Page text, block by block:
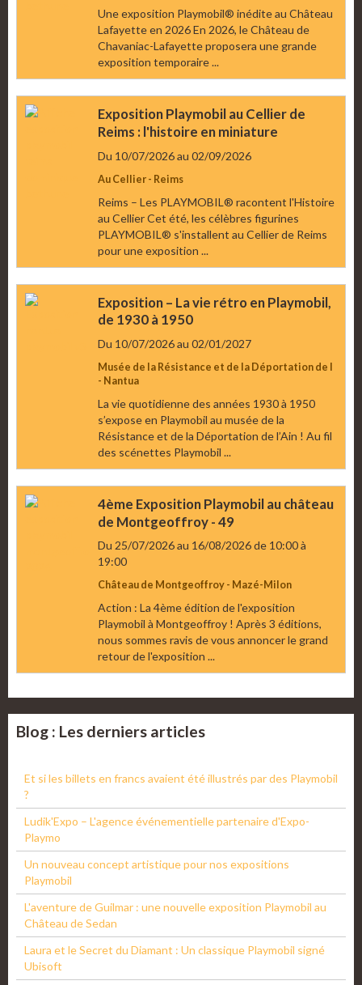
Une exposition Playmobil® inédite au Château
Lafayette en 2026 En 2026, le Château de
Chavaniac-Lafayette proposera une grande
exposition temporaire ...
Exposition Playmobil au Cellier de
Reims : l'histoire en miniature
Du 10/07/2026au 02/09/2026
Au Cellier - Reims
Reims – Les PLAYMOBIL® racontent l'Histoire
au Cellier Cet été, les célèbres figurines
PLAYMOBIL® s'installent au Cellier de Reims
pour une exposition ...
Exposition – La vie rétro en Playmobil,
de 1930 à 1950
Du 10/07/2026au 02/01/2027
Musée de la Résistance et de la Déportation de l
- Nantua
La vie quotidienne des années 1930 à 1950
s’expose en Playmobil au musée de la
Résistance et de la Déportation de l’Ain ! Au fil
des scénettes Playmobil ...
4ème Exposition Playmobil au château
de Montgeoffroy - 49
Du 25/07/2026au 16/08/2026de 10:00à
19:00
Château de Montgeoffroy - Mazé-Milon
Action : La 4ème édition de l'exposition
Playmobil à Montgeoffroy ! Après 3 éditions,
nous sommes ravis de vous annoncer le grand
retour de l'exposition ...
Blog : Les derniers articles
Et si les billets en francs avaient été illustrés par des Playmobil
?
Ludik'Expo – L'agence événementielle partenaire d'Expo-
Playmo
Un nouveau concept artistique pour nos expositions
Playmobil
L'aventure de Guilmar : une nouvelle exposition Playmobil au
Château de Sedan
Laura et le Secret du Diamant : Un classique Playmobil signé
Ubisoft